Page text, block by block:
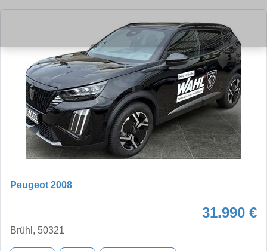
Peugeot 2008
31.990 €
Brühl, 50321